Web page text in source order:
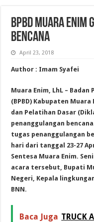
BPBD MUARA ENIM
BENCANA
April 23, 2018
Author : Imam Syafei
Muara Enim, LhL – Badan
(BPBD) Kabupaten
dan Pelatihan Dasar
penanggulangan
tugas penanggulangan
hari dari tanggal 23-27
Sentesa Muara Enim.
acara tersebut, Bupati
Negeri, Kepala
BNN.
Baca Juga TRUCK